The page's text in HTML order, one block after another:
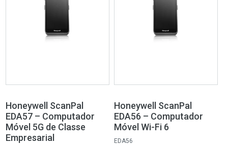
Honeywell ScanPal
EDA57 – Computador
Móvel 5G de Classe
Empresarial
Honeywell ScanPal
EDA56 – Computador
Móvel Wi-Fi 6
EDA56